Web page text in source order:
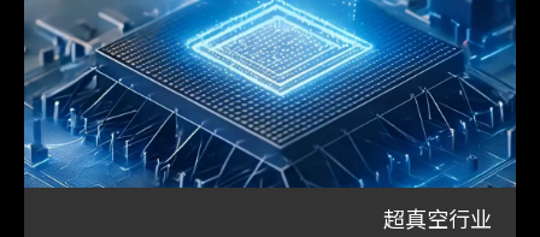
超真空行业